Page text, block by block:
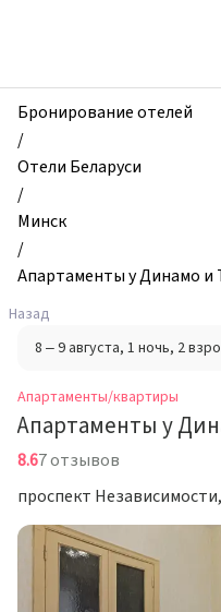
и
квартиры,
Апартаменты
Динамо
и
ТЦ
Столица,
Минск,
Беларусь
Бронирование отелей
/
Отели Беларуси
/
Минск
/
Апартаменты у Динамо и
Назад
8 – 9 августа, 1 ночь, 2
Апартаменты/квартиры
Апартаменты у
8.67 отзывов